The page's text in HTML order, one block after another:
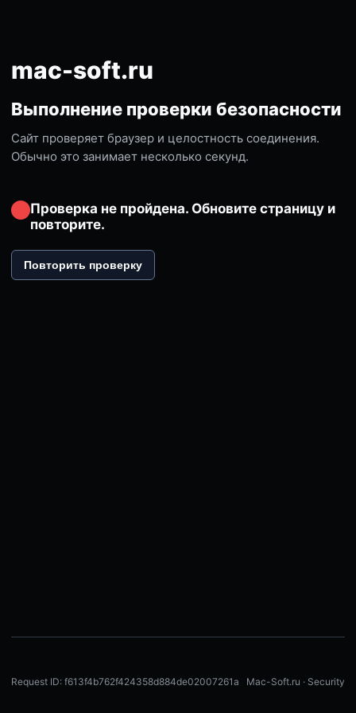
mac-soft.ru
Выполнение проверки безопасности
Сайт проверяет браузер и целостность соединения.
Обычно это занимает несколько секунд.
Проверка не пройдена. Обновите страницу и
повторите.
Повторить проверку
Request ID: f613f4b762f424358d884de02007261a Mac-Soft.ru · Security